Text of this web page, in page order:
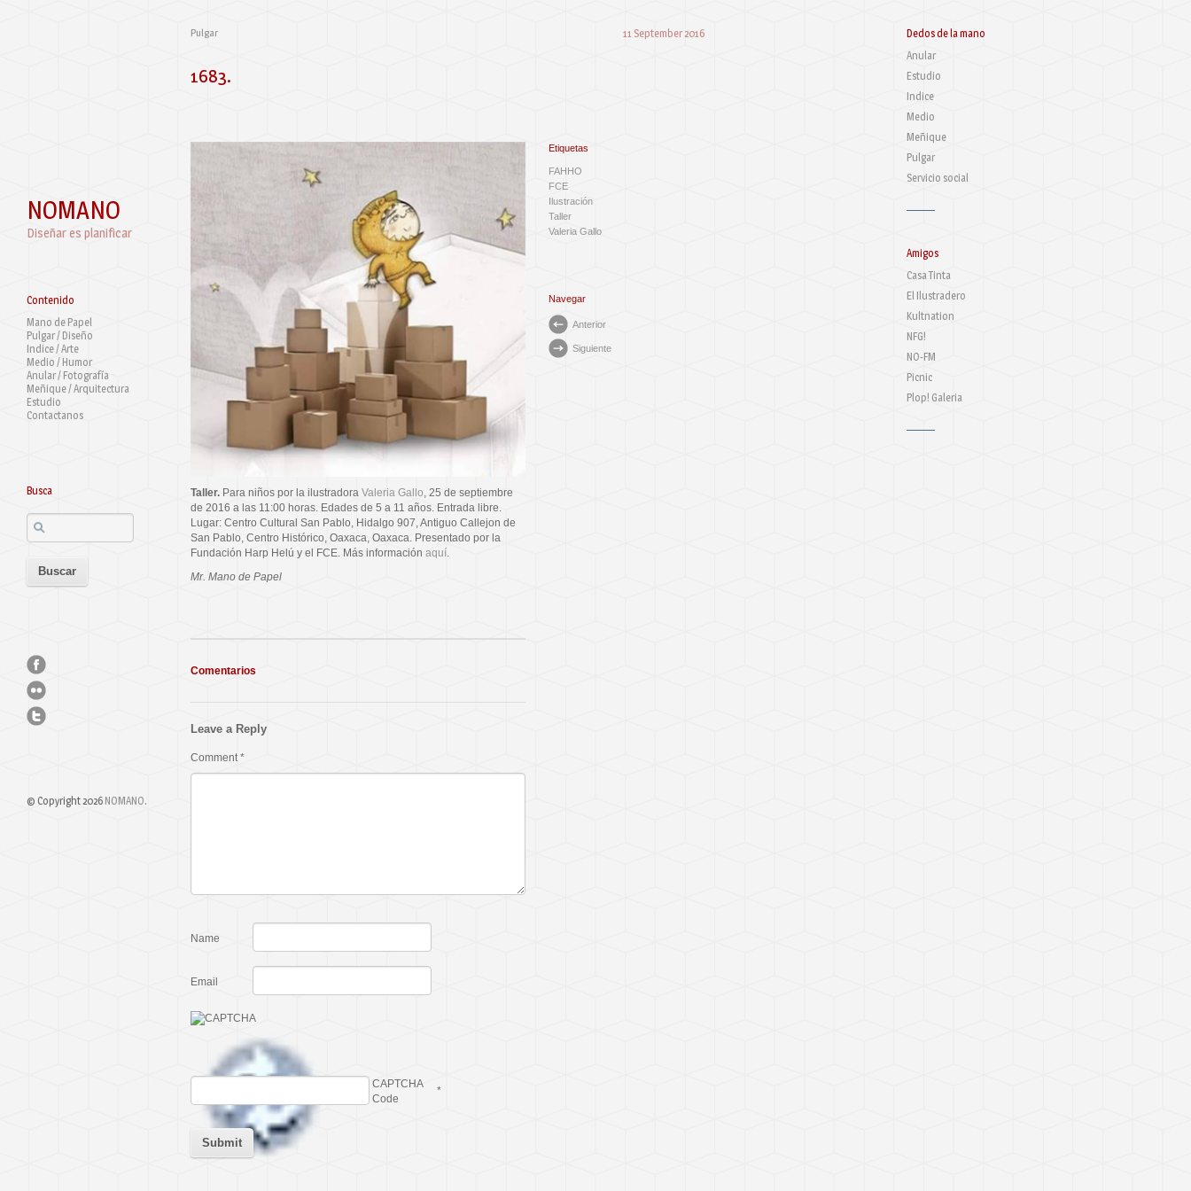
NOMANO
Diseñar es planificar
Contenido
Mano de Papel
Pulgar / Diseño
Indice / Arte
Medio / Humor
Anular / Fotografía
Meñique / Arquitectura
Estudio
Contactanos
Busca
© Copyright 2026 NOMANO.
Pulgar 11 September 2016
1683.
Taller. Para niños por la ilustradora Valeria Gallo , 25 de septiembre
de 2016 a las 11:00 horas. Edades de 5 a 11 años. Entrada libre.
Lugar: Centro Cultural San Pablo, Hidalgo 907, Antiguo Callejon de
San Pablo, Centro Histórico, Oaxaca, Oaxaca. Presentado por la
Fundación Harp Helú y el FCE. Más información aquí
Mr. Mano de Papel
Comentarios
Leave a Reply
Comment*
Name
Email
CAPTCHA
Code
*
Etiquetas
FAHHO
FCE
Ilustración
Taller
Valeria Gallo
Navegar
Anterior
Siguiente
Dedos de la mano
Anular
Estudio
Indice
Medio
Meñique
Pulgar
Servicio social
Amigos
Casa Tinta
El Ilustradero
Kultnation
NFG!
NO-FM
Picnic
Plop! Galeria